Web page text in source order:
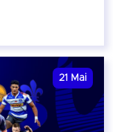
21 Mai